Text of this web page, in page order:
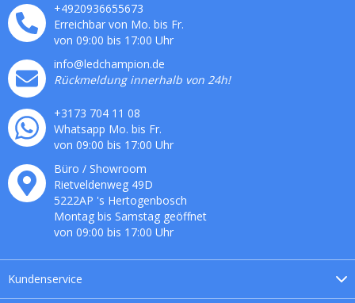
Kundenservice
+4920936655673
Erreichbar von Mo. bis Fr.
von 09:00 bis 17:00 Uhr
info@ledchampion.de
Rückmeldung innerhalb von 24h!
+3173 704 11 08
Whatsapp Mo. bis Fr.
von 09:00 bis 17:00 Uhr
Büro / Showroom
Rietveldenweg 49D
5222AP 's Hertogenbosch
Montag bis Samstag geöffnet
von 09:00 bis 17:00 Uhr